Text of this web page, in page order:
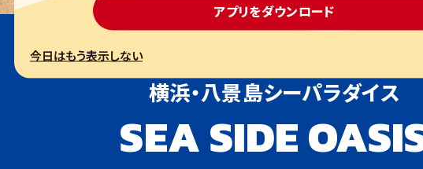
アプリをダウンロード
今日はもう表示しないゼッテリアが運営するフードコート
横浜・八景島シーパラダイス
SEA SIDE